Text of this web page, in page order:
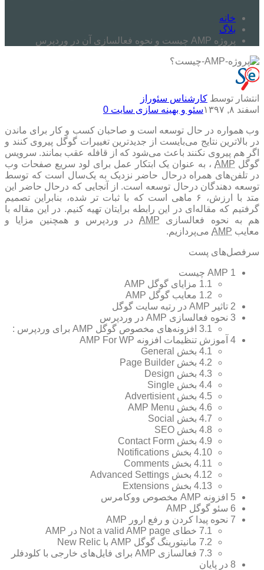
خانه
بلاگ
پروژه AMP چیست و نحوه فعالسازی آن در وردپرس
انتشار توسطکارشناس سئوراز
اسفند ۸, ۱۳۹۷
سئو و بهینه سازی سایت0
وب همواره در حال توسعه است و صاحبان کسب و کار برای ماندن
در بالا‌ترین نتایج می‌بایست از جدید‌ترین تغییرات گوگل پیروی کنند و
اگر هم پیروی نکنند باعث می‌شود که از قافله عقب بمانند. سرویس
گوگل AMP، به عنوان یک ابتکار عمل برای لود سریع صفحات وب
در تلفن‌های همراه درحال حاضر نزدیک به یک‌سال است که توسط
توسعه دهندگان درحال توسعه است.از آنجایی که درحال حاضر این
متد با ارزش، ۶ ماهی است که با ثبات تر شده، بنابراین تصمیم
گرفتیم که مقاله‌ای در این رابطه برایتان تهیه کنیم. در این مقاله با
هم به نحوه فعالسازی
AMPدر وردپرس و همچنین مزایا و
معایبAMPمی‌پردازیم.
سرفصل‌های پست
AMP چیست
1.1مزایای گوگل AMP
1.2معایب گوگل AMP
تاثیر AMP در رتبه سایت گوگل
نحوه فعالسازی AMP در وردپرس
3.1افزونه‌های مخصوص گوگل AMP برای وردپرس :
4آموزش تنظیمات افزونه AMP For WP
4.1بخش General
4.2بخش Page Builder
4.3بخش Design
4.4بخش Single
4.5بخش Advertisient
4.6بخش AMP Menu
4.7بخش Social
4.8بخش SEO
4.9بخش Contact Form
4.10بخش Notifications
4.11بخش Comments
4.12بخش Advanced Settings
4.13بخش Extensions
5افزونه AMP مخصوص ووکامرس
سئو گوگل AMP
نحوه پیدا کردن و رفع ارور AMP
7.1خطای Not a valid AMP page در AMP
7.2مانیتورینگ گوگل AMP با New Relic
7.3فعالسازی AMP برای فایل‌های خارجی با کلودفلر
در پایان